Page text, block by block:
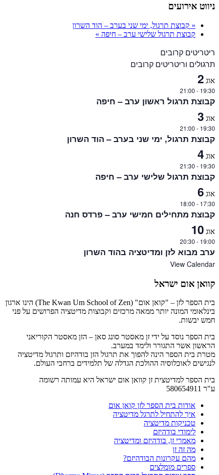
ניווט אירועים
« קבוצת תרגול, ימי שני בערב – הוד השרון
קבוצת תרגול שלישי ערב – חיפה »
ריטריטים קרובים
תרגולים וריטריטים קרובים
אוג 2
19:30
-
21:00
קבוצת תרגול ראשון ערב – חיפה
אוג 3
19:30
-
21:00
קבוצת תרגול, ימי שני בערב – הוד השרון
אוג 4
19:30
-
21:30
קבוצת תרגול שלישי ערב – חיפה
אוג 6
17:30
-
18:00
קבוצת מתחילים חמישי ערב – פרדס חנה
אוג 10
19:00
-
20:30
ערב מבוא לזן ומדיטציה בהוד השרון
View Calendar
קוואן אום ישראל
בית הספר לזן – "קואן אום" (The Kwan Um School of Zen) הינו ארגון
בינלאומי המונה יותר ממאה מרכזים וקבוצות מדיטציה הפרושים על פני
חמש יבשות.
בית הספר נוסד על ידי זן מאסטר סונג סאן – הזן מאסטר הקוריאני
הראשון אשר התגורר ולימד במערב.
מטרת בית הספר הינה להפוך את תרגול הזן בודהיזם ותרגול מדיטציה
לנגישים לאוכלוסיה ההולכת הגדלה של תלמידים ברחבי העולם.
בית הספר למדיטצית זן קוואן אום ישראל היא עמותה רשומה
ע"ר 580654911
אודות בית הספר לזן קואן אום
איך להתחיל לתרגל מדיטציה
טכניקות מדיטציה
לימודי בודהיזם
מאמרי זן, בודהיזם ומדיטציה
מה זה זן
מהם עקרונות הבודהיזם?
ספרים מומלצים